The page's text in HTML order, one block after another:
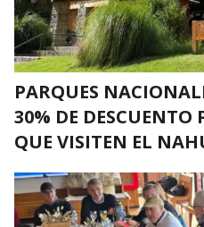
PARQUES
30% DE DESCUENTO
QUE VISITEN EL